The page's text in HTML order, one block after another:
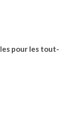
pour les tout-